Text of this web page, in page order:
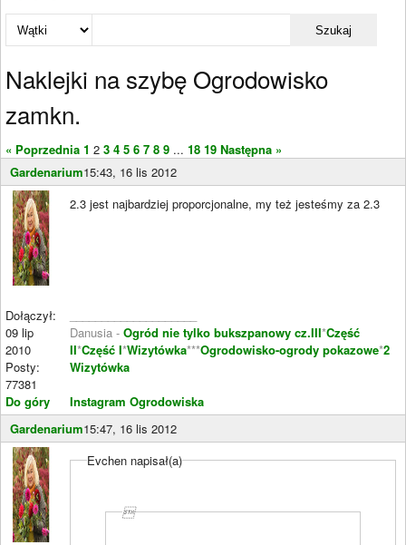
Szukaj
Naklejki na szybę Ogrodowisko
zamkn.
« Poprzednia 1 2 3 4 5 6 7 8 9 ... 18 19 Następna »
Gardenarium15:43, 16 lis 2012
Dołączył:
09 lip
2010
Posty:
77381
Do góry
2.3 jest najbardziej proporcjonalne, my też jesteśmy za 2.3
Danusia - Ogród nie tylko bukszpanowy cz.III*Część
II*Część I*Wizytówka***Ogrodowisko-ogrody pokazowe*2
Wizytówka
Instagram Ogrodowiska
Gardenarium15:47, 16 lis 2012
Evchen napisał(a)
